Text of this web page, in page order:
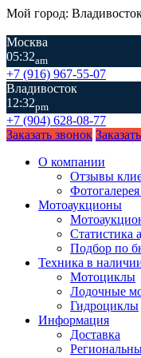
Мой город:
Москва
05:32am
+7 (916) 967-55-07
Владивосток
12:32pm
+7 (904) 628-08-77
Заказать звонок
О компании
Отзывы
Мотоаукционы
Статистика
Подбор по
Техника в
Мотоциклы
Лодочные
Гидроциклы
Информация
Доставка